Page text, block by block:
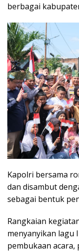
berbagai
Kapolri bersama
dan disambut
sebagai bentuk
Rangkaian
menyanyikan lagu
pembukaan acara,